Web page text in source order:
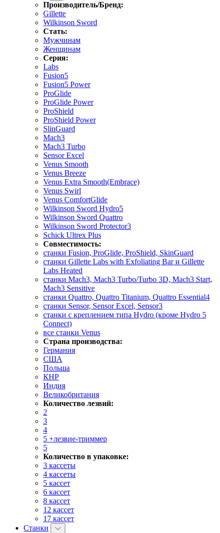
Производитель/Бренд:
Gillette
Wilkinson Sword
Стать:
Мужчинам
Женщинам
Серия:
Labs
Fusion5
Fusion5 Power
ProGlide
ProGlide Power
ProShield
ProShield Power
SlinGuard
Mach3
Mach3 Turbo
Sensor Excel
Venus Smooth
Venus Breeze
Venus Extra Smooth(Embrace)
Venus Swirl
Venus ComfortGlide
Wilkinson Sword Hydro5
Wilkinson Sword Quattro
Wilkinson Sword Protector3
Schick Ultrex Plus
Совместимость:
станки Fusion, ProGlide, ProShield, SkinGuard
станки Gillette Labs with Exfoliating Bar и Gillette
Labs Heated
станки Mach3, Mach3 Turbo/Turbo 3D, Mach3 Start,
Mach3 Sensitive
станки Quattro, Quattro Titanium, Quattro Essential4
станки Sensor, Sensor Excel, Sensor3
станки с креплением типа Hydro (кроме Hydro 5
Connect)
все станки Venus
Страна производства:
Германия
США
Польша
КНР
Индия
Великобритания
Количество лезвий:
2
3
4
5 +лезвие-триммер
5
Количество в упаковке:
3 кассеты
4 кассеты
5 кассет
6 кассет
8 кассет
12 кассет
17 кассет
Станки